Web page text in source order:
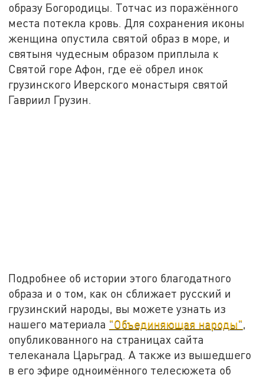
образу Богородицы. Тотчас из поражённого
места потекла кровь. Для сохранения иконы
женщина опустила святой образ в море, и
святыня чудесным образом приплыла к
Святой горе Афон, где её обрел инок
грузинского Иверского монастыря святой
Гавриил Грузин.
Подробнее об истории этого благодатного
образа и о том, как он сближает русский и
грузинский народы, вы можете узнать из
нашего материала "Объединяющая народы",
опубликованного на страницах сайта
телеканала Царьград. А также из вышедшего
в его эфире одноимённого телесюжета об